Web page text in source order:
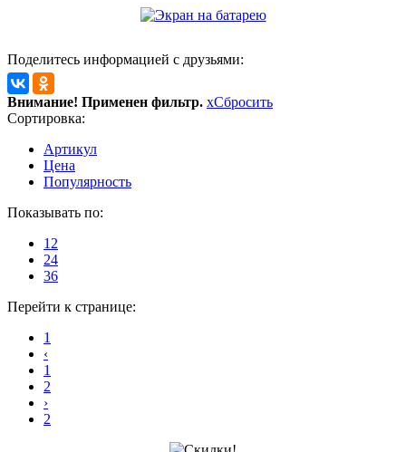
Поделитесь информацией с друзьями:
Внимание! Применен фильтр. xСбросить
Сортировка:
Артикул
Цена
Популярность
Показывать по:
12
24
36
Перейти к странице:
1
‹
1
2
›
2